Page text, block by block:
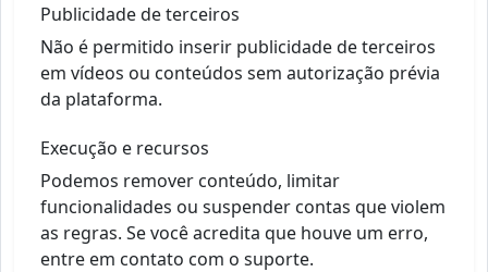
Publicidade de terceiros
Não é permitido inserir publicidade de terceiros
em vídeos ou conteúdos sem autorização prévia
da plataforma.
Execução e recursos
Podemos remover conteúdo, limitar
funcionalidades ou suspender contas que violem
as regras. Se você acredita que houve um erro,
entre em contato com o suporte.